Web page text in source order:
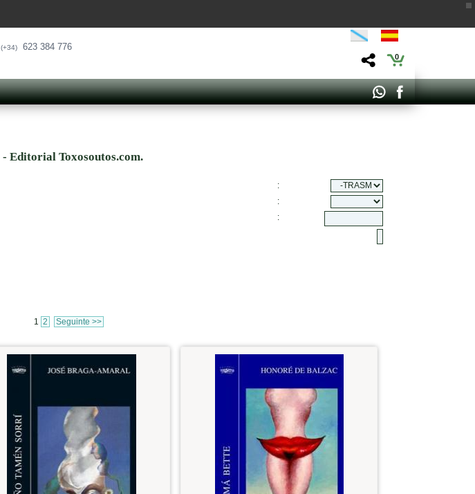
(+34) 623 384 776
0
- Editorial Toxosoutos.com.
:
:
:
1 2 Seguinte >>